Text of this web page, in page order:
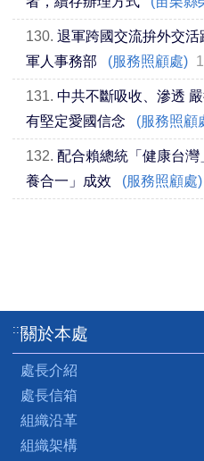
130. 退軍跨國交流拚外交
軍人事務部
(服務照顧處)
131. 中共不斷吸收、滲透
有堅定愛國信念
(服務照顧
132. 配合賴總統「健康台
養合一」成效
(服務照顧處)
:::關於本處
處長介紹
處長信箱
組織沿革
組織架構